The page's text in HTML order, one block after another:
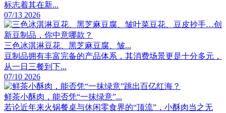
标志着其在新...
07/13 2026
三色冰淇淋豆花、黑芝麻豆腐、皱...
豆制品拥有丰富完备的产品体系，其消费场景更是十分多元，
从一日三餐到下...
07/10 2026
鲜茶小酥肉，能否凭“一抹绿意”...
若论近年来火锅餐桌与休闲零食界的“顶流”，小酥肉当之无